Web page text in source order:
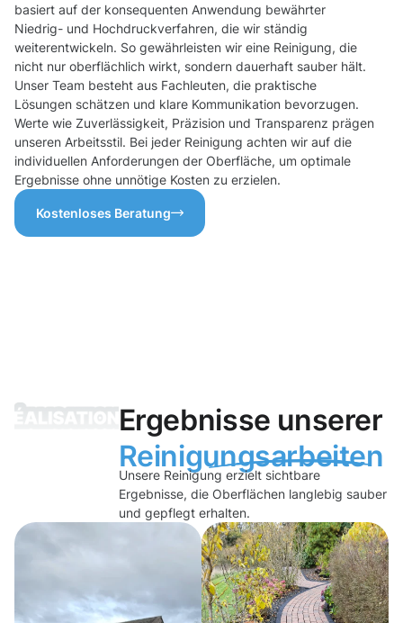
basiert auf der konsequenten Anwendung bewährter
Niedrig- und Hochdruckverfahren, die wir ständig
weiterentwickeln. So gewährleisten wir eine Reinigung, die
nicht nur oberflächlich wirkt, sondern dauerhaft sauber hält.
Unser Team besteht aus Fachleuten, die praktische
Lösungen schätzen und klare Kommunikation bevorzugen.
Werte wie Zuverlässigkeit, Präzision und Transparenz prägen
unseren Arbeitsstil. Bei jeder Reinigung achten wir auf die
individuellen Anforderungen der Oberfläche, um optimale
Ergebnisse ohne unnötige Kosten zu erzielen.
Kostenloses Beratung
Ergebnisse unserer
Reinigungsarbeiten
Unsere Reinigung erzielt sichtbare
Ergebnisse, die Oberflächen langlebig sauber
und gepflegt erhalten.